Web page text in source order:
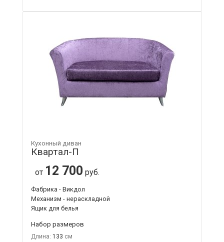
Кухонный диван
Квартал-П
от 12 700 руб.
Фабрика - Викдол
Механизм - нераскладной
Ящик для белья
Набор размеров
Длина: 133